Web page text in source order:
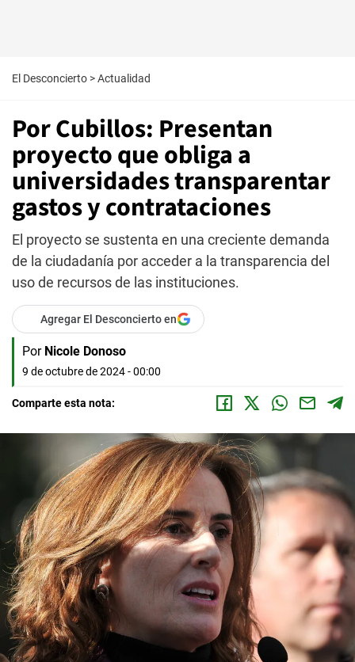
El Desconcierto >Actualidad
Por Cubillos: Presentan
proyecto que obliga a
universidades transparentar
gastos y contrataciones
El proyecto se sustenta en una creciente demanda
de la ciudadanía por acceder a la transparencia del
uso de recursos de las instituciones.
Agregar El Desconcierto en
Por Nicole Donoso
9 de octubre de 2024 - 00:00
Comparte esta nota: